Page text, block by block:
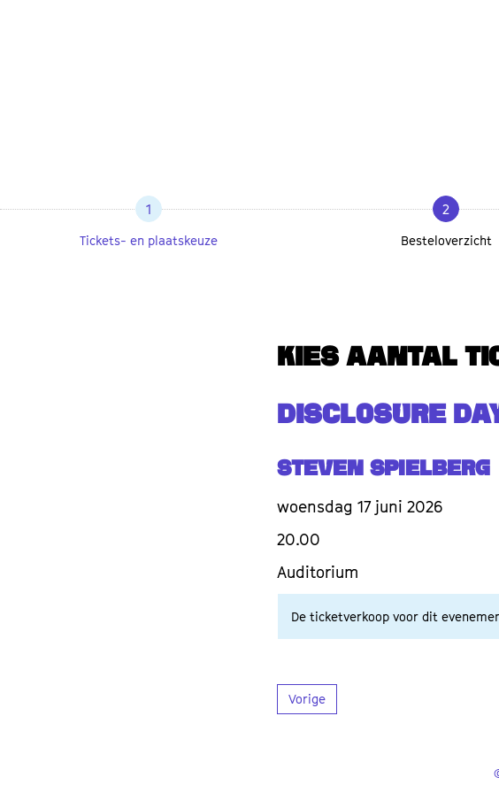
1
Tickets- en plaatskeuze
2
Besteloverzicht
KIES AANTAL
DISCLOSURE
Steven Spielberg
woensdag 17 juni 2026
20.00
Auditorium
De ticketverkoop voor dit
Vorige